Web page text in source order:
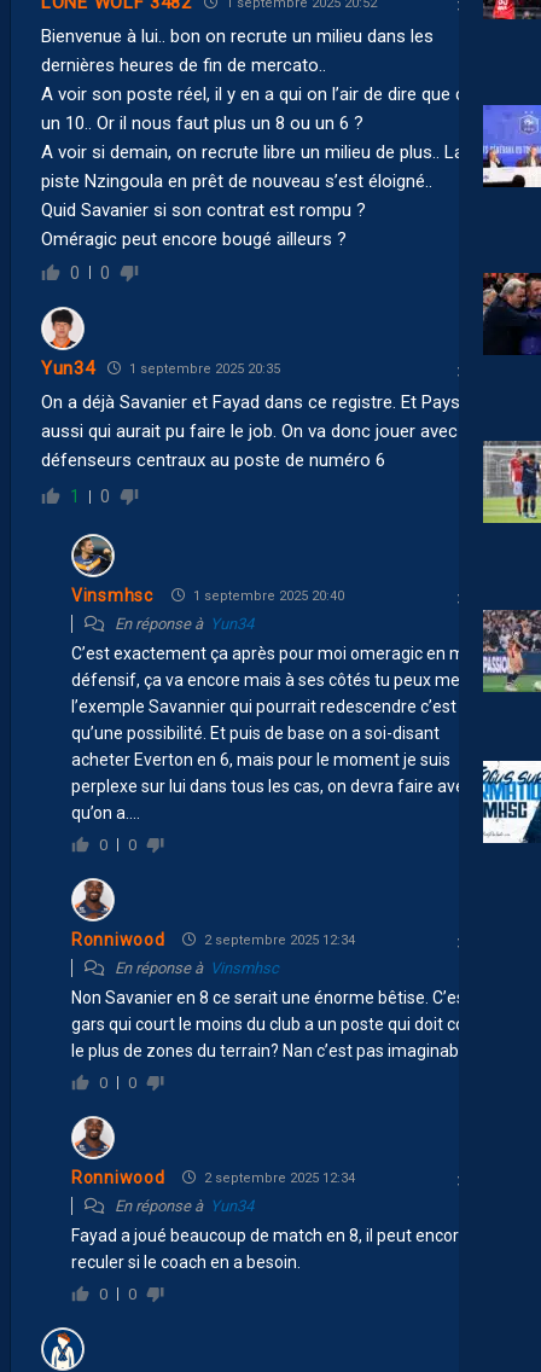
Bienvenue à lui.. bon on recrute un milieu dans les
dernières heures de fin de mercato..
A voir son poste réel, il y en a qui on l’air de dire que c’est
un 10.. Or il nous faut plus un 8 ou un 6 ?
A voir si demain, on recrute libre un milieu de plus.. La
piste Nzingoula en prêt de nouveau s’est éloigné..
Quid Savanier si son contrat est rompu ?
Oméragic peut encore bougé ailleurs ?
0 0
Yun34 1 septembre 2025 20:35
On a déjà Savanier et Fayad dans ce registre. Et Pays
aussi qui aurait pu faire le job. On va donc jouer avec des
défenseurs centraux au poste de numéro 6
1 0
Vinsmhsc 1 septembre 2025 20:40
En réponse à Yun34
C’est exactement ça après pour moi omeragic en milieu
défensif, ça va encore mais à ses côtés tu peux mettre
l’exemple Savannier qui pourrait redescendre c’est
qu’une possibilité. Et puis de base on a soi-disant
acheter Everton en 6, mais pour le moment je suis
perplexe sur lui dans tous les cas, on devra faire avec ce
qu’on a….
0 0
Ronniwood 2 septembre 2025 12:34
En réponse à Vinsmhsc
Non Savanier en 8 ce serait une énorme bêtise. C’est le
gars qui court le moins du club a un poste qui doit couvrir
le plus de zones du terrain? Nan c’est pas imaginable
0 0
Ronniwood 2 septembre 2025 12:34
En réponse à Yun34
Fayad a joué beaucoup de match en 8, il peut encore
reculer si le coach en a besoin.
0 0